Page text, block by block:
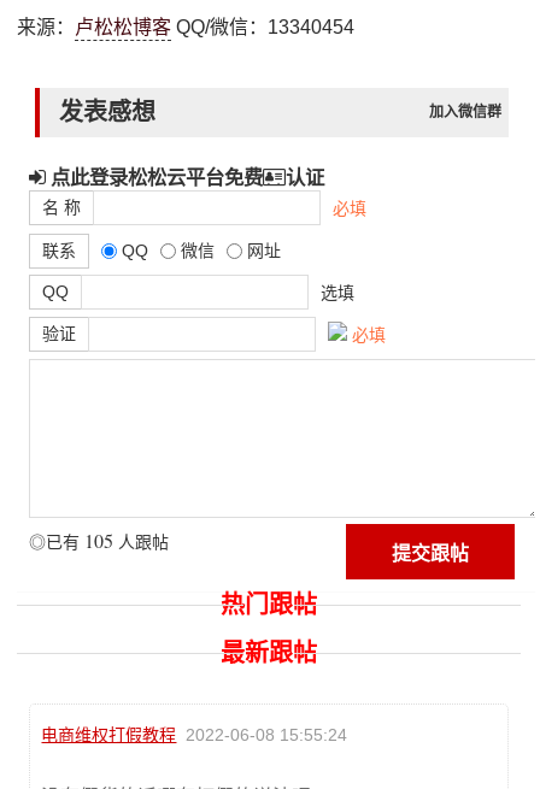
来源： 卢松松博客 QQ/微信：13340454
发表感想 加入微信群
点此登录松松云平台免费 认证
名 称 必填
联系 QQ 微信 网址
QQ 选填
验证 必填
◎已有 105 人跟帖
热门跟帖
最新跟帖
电商维权打假教程 2022-06-08 15:55:24